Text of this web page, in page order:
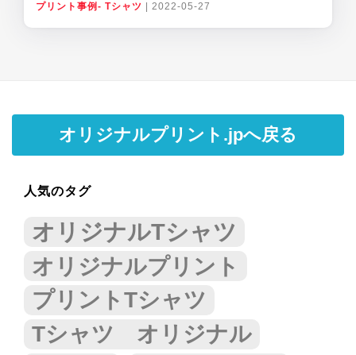
プリント事例- Tシャツ 2022-05-27
オリジナルプリント.jpへ戻る
人気のタグ
オリジナルTシャツ
オリジナルプリント
プリントTシャツ
Tシャツ オリジナル